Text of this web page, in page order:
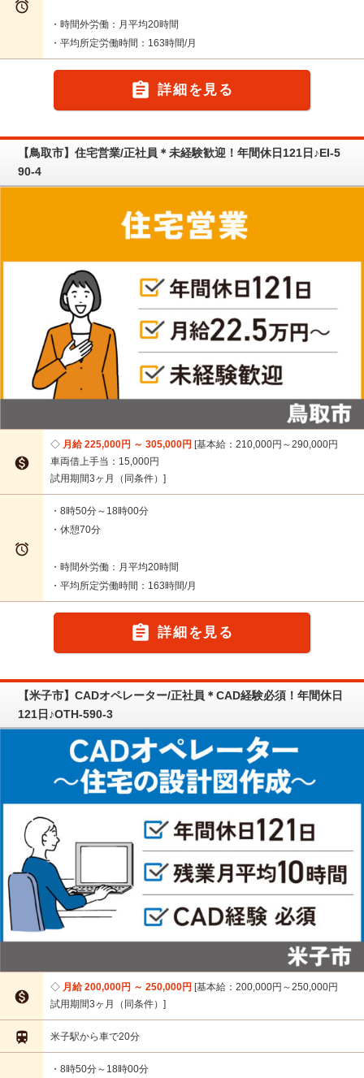

・時間外労働：月平均20時間
・平均所定労働時間：163時間/月
 詳細を見る
【鳥取市】住宅営業/正社員＊未経験歓迎！年間休日121日♪EI-5
90-4

月給 225,000円 ～ 305,000円 基本給：210,000円～290,000円
車両借上手当：15,000円
試用期間3ヶ月（同条件）

・8時50分～18時00分
・休憩70分
・時間外労働：月平均20時間
・平均所定労働時間：163時間/月
 詳細を見る
【米子市】CADオペレーター/正社員＊CAD経験必須！年間休日
121日♪OTH-590-3

月給 200,000円 ～ 250,000円 基本給：200,000円～250,000円
試用期間3ヶ月（同条件）
 米子駅から車で20分
・8時50分～18時00分